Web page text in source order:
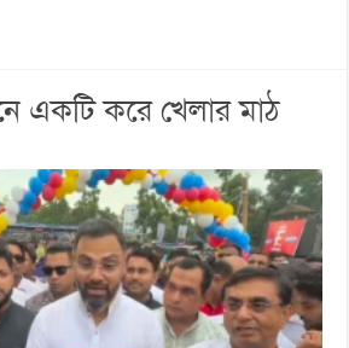
একটি করে খেলার মাঠ